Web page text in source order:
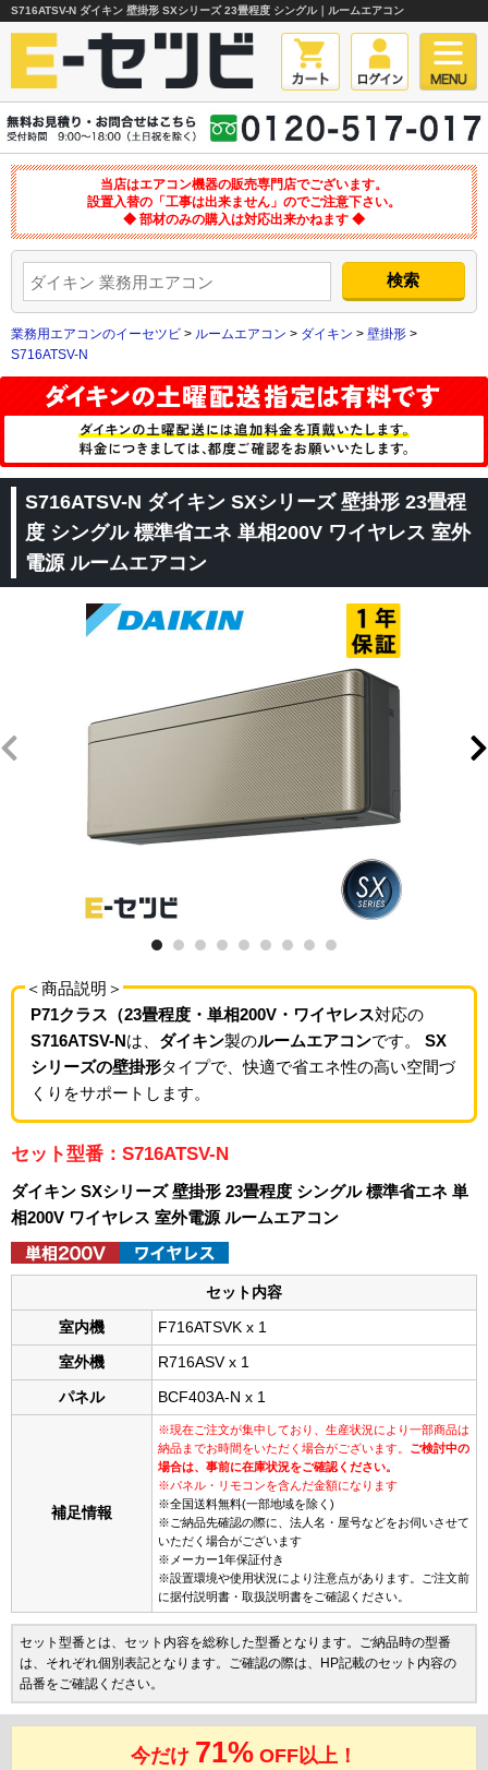
S716ATSV-N ダイキン 壁掛形 SXシリーズ 23畳程度 シングル｜ルームエアコン
当店はエアコン機器の販売専門店でございます。
設置入替の「工事は出来ません」のでご注意下さい。
◆ 部材のみの購入は対応出来かねます ◆
業務用エアコンのイーセツビ > ルームエアコン > ダイキン > 壁掛形 >
S716ATSV-N
S716ATSV-N ダイキン SXシリーズ 壁掛形 23畳程
度 シングル 標準省エネ 単相200V ワイヤレス 室外
電源 ルームエアコン
＜商品説明＞
P71クラス（23畳程度・単相200V・ワイヤレス対応の
S716ATSV-Nは、 ダイキン製のルームエアコンです。 SX
シリーズの壁掛形タイプで、快適で省エネ性の高い空間づ
くりをサポートします。
セット型番：S716ATSV-N
ダイキン SXシリーズ 壁掛形 23畳程度 シングル 標準省エネ 単
相200V ワイヤレス 室外電源 ルームエアコン
セット内容
室内機 F716ATSVK x 1
室外機 R716ASV x 1
パネル BCF403A-N x 1
補足情報
※現在ご注文が集中しており、生産状況により一部商品は
納品までお時間をいただく場合がございます。 ご検討中の
場合は、事前に在庫状況をご確認ください。
※パネル・リモコンを含んだ金額になります
※全国送料無料(一部地域を除く)
※ご納品先確認の際に、法人名・屋号などをお伺いさせて
いただく場合がございます
※メーカー1年保証付き
※設置環境や使用状況により注意点があります。ご注文前
に据付説明書・取扱説明書をご確認ください。
セット型番とは、セット内容を総称した型番となります。ご納品時の型番
は、それぞれ個別表記となります。ご確認の際は、HP記載のセット内容の
品番をご確認ください。
今だけ 71% OFF以上！